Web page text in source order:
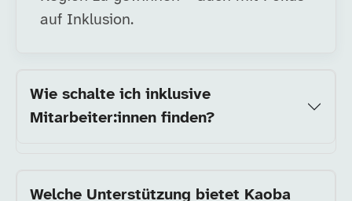
auf Inklusion.
Wie schalte ich inklusive
Mitarbeiter:innen finden?
Welche Unterstützung bietet Kaoba